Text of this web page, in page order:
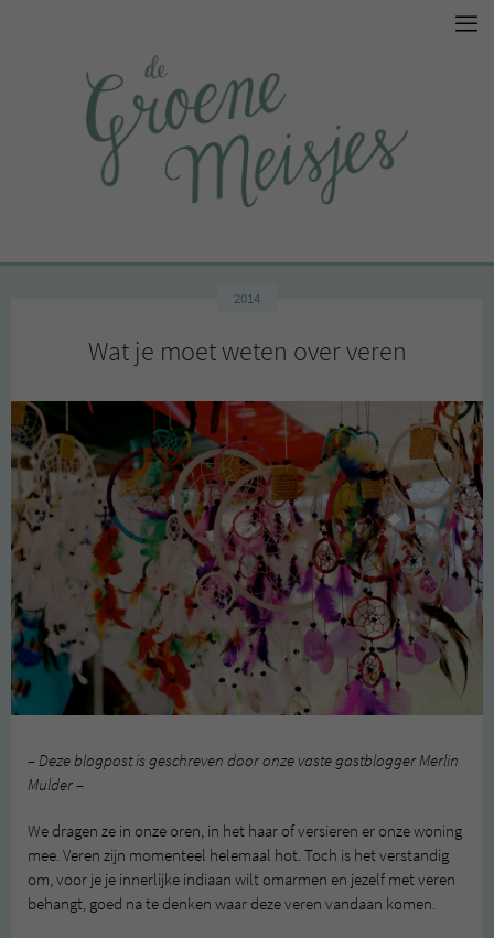
2014
Wat je moet weten over veren
– Deze blogpost is geschreven door onze vaste gastblogger Merlin
Mulder –
We dragen ze in onze oren, in het haar of versieren er onze woning
mee. Veren zijn momenteel helemaal hot. Toch is het verstandig
om, voor je je innerlijke indiaan wilt omarmen en jezelf met veren
behangt, goed na te denken waar deze veren vandaan komen.